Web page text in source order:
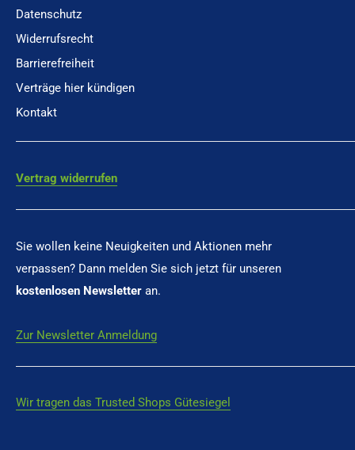
Datenschutz
Widerrufsrecht
Barrierefreiheit
Verträge hier kündigen
Kontakt
Vertrag widerrufen
Sie wollen keine Neuigkeiten und Aktionen mehr
verpassen? Dann melden Sie sich jetzt für unseren
kostenlosen Newsletter an.
Zur Newsletter Anmeldung
Wir tragen das Trusted Shops Gütesiegel